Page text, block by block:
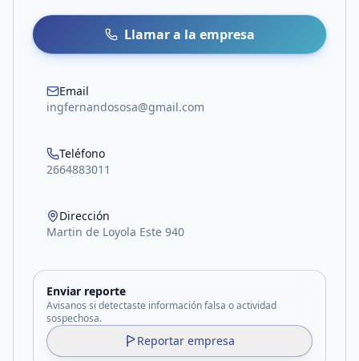
Llamar a la empresa
Email
ingfernandososa@gmail.com
Teléfono
2664883011
Dirección
Martin de Loyola Este 940
Enviar reporte
Avisanos si detectaste información falsa o actividad
sospechosa.
Reportar empresa